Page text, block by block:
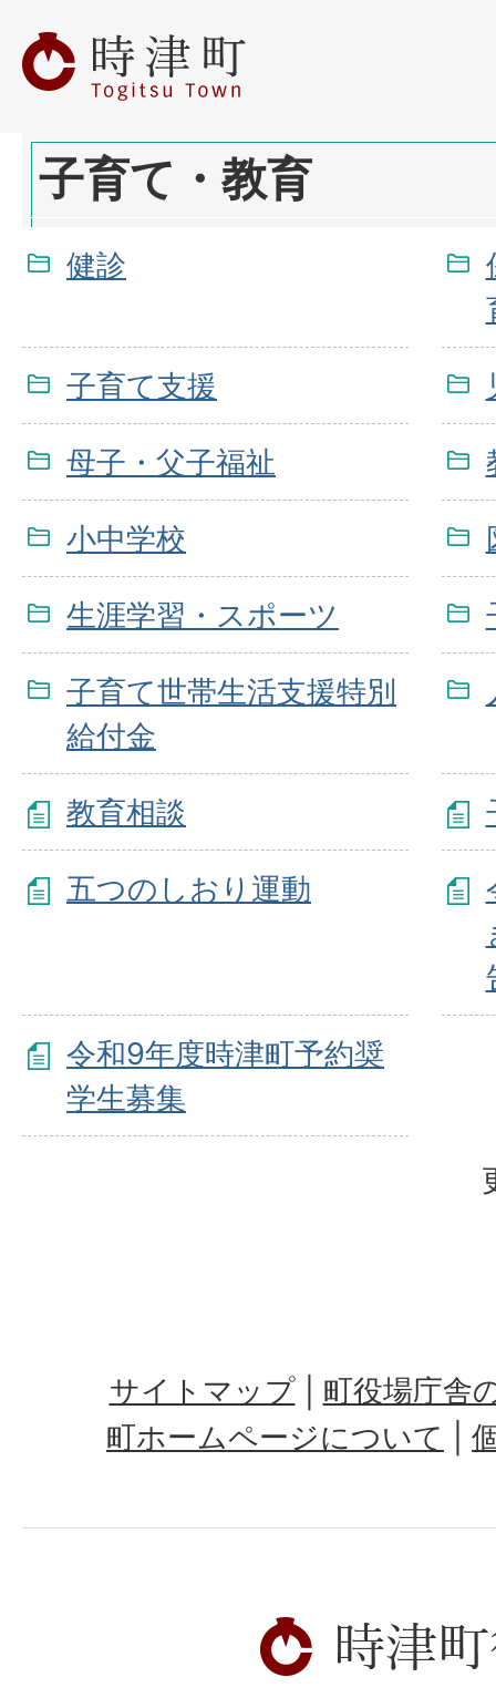
子育て・教育
健診
子育て支援
母子・父子福祉
小中学校
生涯学習・スポーツ
子育て世帯生活支援特別
給付金
教育相談
五つのしおり運動
令和9年度時津町予約奨
学生募集
サイトマップ
町役場庁舎
町ホームページについて